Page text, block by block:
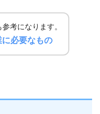
考になります。
必要なもの